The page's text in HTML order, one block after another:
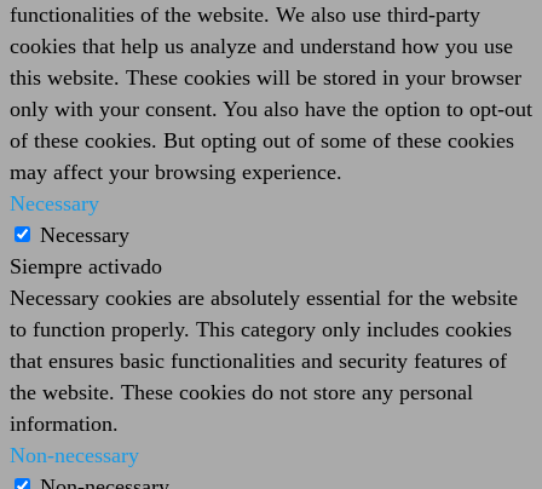
functionalities of the website. We also use third-party
cookies that help us analyze and understand how you use
this website. These cookies will be stored in your browser
only with your consent. You also have the option to opt-out
of these cookies. But opting out of some of these cookies
may affect your browsing experience.
Necessary
Necessary
Siempre activado
Necessary cookies are absolutely essential for the website
to function properly. This category only includes cookies
that ensures basic functionalities and security features of
the website. These cookies do not store any personal
information.
Non-necessary